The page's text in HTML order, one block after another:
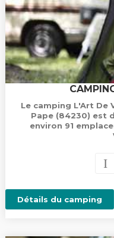
Le camping L'Art De
Pape (84230) est
environ 91
Détails du camping